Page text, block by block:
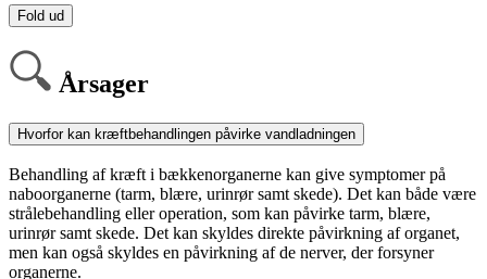
Fold ud
Årsager
Hvorfor kan kræftbehandlingen påvirke vandladningen
Behandling af kræft i bækkenorganerne kan give symptomer på
naboorganerne (tarm, blære, urinrør samt skede). Det kan både være
strålebehandling eller operation, som kan påvirke tarm, blære,
urinrør samt skede. Det kan skyldes direkte påvirkning af organet,
men kan også skyldes en påvirkning af de nerver, der forsyner
organerne.